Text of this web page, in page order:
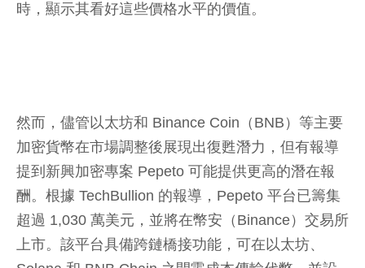
時，顯示其看好這些價格水平的價值。
然而，儘管以太坊和 Binance Coin（BNB）等主要
加密貨幣在市場調整後展現出復甦潛力，但有報導
提到新興加密專案 Pepeto 可能提供更高的潛在報
酬。根據 TechBullion 的報導，Pepeto 平台已籌集
超過 1,030 萬美元，並將在幣安（Binance）交易所
上市。該平台具備跨鏈橋接功能，可在以太坊、